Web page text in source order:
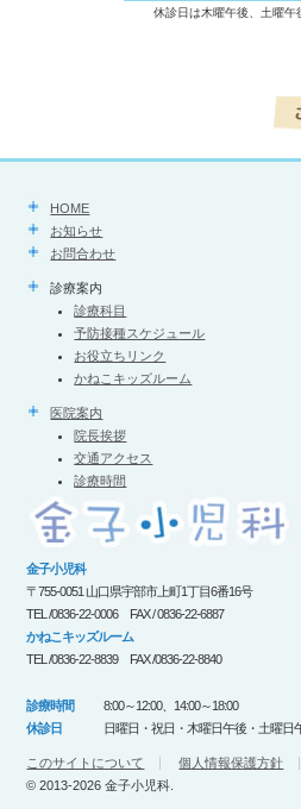
休診日は木曜午後、土曜午
HOME
お知らせ
お問合わせ
診療案内
診療科目
予防接種スケジュール
お役立ちリンク
かねこキッズルーム
医院案内
院長挨拶
交通アクセス
診療時間
金子小児科
〒755-0051 山口県宇部市上町1丁目6番16号
TEL /0836-22-0006 FAX / 0836-22-6887
かねこキッズルーム
TEL /0836-22-8839 FAX /0836-22-8840
診療時間
8:00～12:00、14:00～18:00
休診日
日曜日・祝日・木曜日午後・土曜日
このサイトについて 個人情報保護方針
© 2013-2026 金子小児科.